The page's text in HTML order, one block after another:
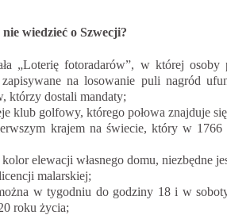
nie wiedzieć o Szwecji?
„Loterię fotoradarów”, w której osoby
na losowanie puli nagród
którzy dostali mandaty;
klub golfowy, którego połowa znajduje
krajem na świecie, który w
elewacji własnego domu, niezbędne
malarskiej;
w tygodniu do godziny 18 i w
roku życia;